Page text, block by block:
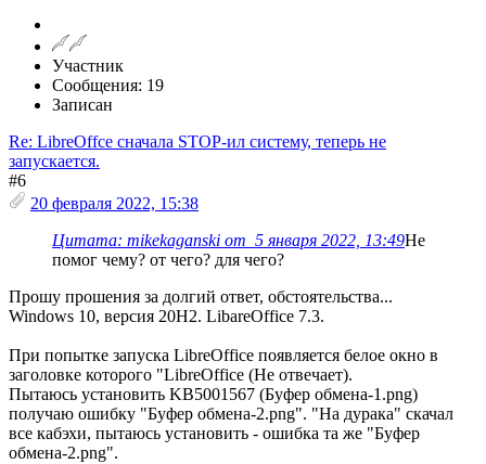
Участник
Сообщения: 19
Записан
Re: LibreOffce сначала STOP-ил систему, теперь не
запускается.
#6
20 февраля 2022, 15:38
Цитата: mikekaganski от 5 января 2022, 13:49Не
помог чему? от чего? для чего?
Прошу прошения за долгий ответ, обстоятельства...
Windows 10, версия 20H2. LibareOffice 7.3.
При попытке запуска LibreOffice появляется белое окно в
заголовке которого "LibreOffice (Не отвечает).
Пытаюсь установить KB5001567 (Буфер обмена-1.png)
получаю ошибку "Буфер обмена-2.png". "На дурака" скачал
все кабэхи, пытаюсь установить - ошибка та же "Буфер
обмена-2.png".